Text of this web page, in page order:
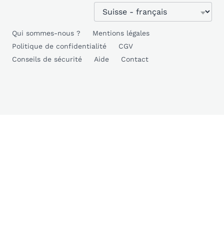
Qui sommes-nous ?
Mentions légales
Politique de confidentialité
CGV
Conseils de sécurité
Aide Contact